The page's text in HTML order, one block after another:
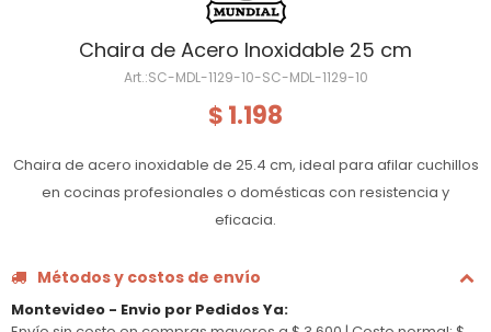
Chaira de Acero Inoxidable 25 cm
SC-MDL-1129-10-SC-MDL-1129-10
$ 1.198
Chaira de acero inoxidable de 25.4 cm, ideal para afilar cuchillos
en cocinas profesionales o domésticas con resistencia y
eficacia.
Métodos y costos de envío
Montevideo - Envio por Pedidos Ya: